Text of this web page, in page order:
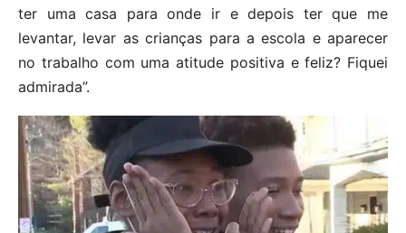
ter uma casa para onde ir e depois ter que me
levantar, levar as crianças para a escola e aparecer
no trabalho com uma atitude positiva e feliz? Fiquei
admirada”.